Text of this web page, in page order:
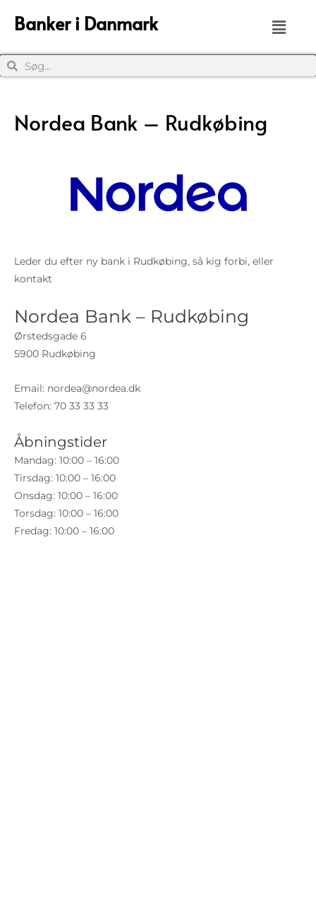
Banker i Danmark
Nordea Bank – Rudkøbing
Leder du efter ny bank i Rudkøbing, så kig forbi, eller
kontakt
Nordea Bank – Rudkøbing
Ørstedsgade 6
5900 Rudkøbing
Email: nordea@nordea.dk
Telefon: 70 33 33 33
Åbningstider
Mandag: 10:00 – 16:00
Tirsdag: 10:00 – 16:00
Onsdag: 10:00 – 16:00
Torsdag: 10:00 – 16:00
Fredag: 10:00 – 16:00